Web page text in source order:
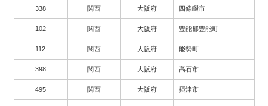
338 関西 大阪府 四條畷市
102 関西 大阪府 豊能郡豊能町
112 関西 大阪府 能勢町
398 関西 大阪府 高石市
495 関西 大阪府 摂津市